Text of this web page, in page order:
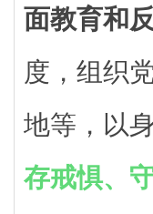
面教育和
度，组织
地等，以
存戒惧、